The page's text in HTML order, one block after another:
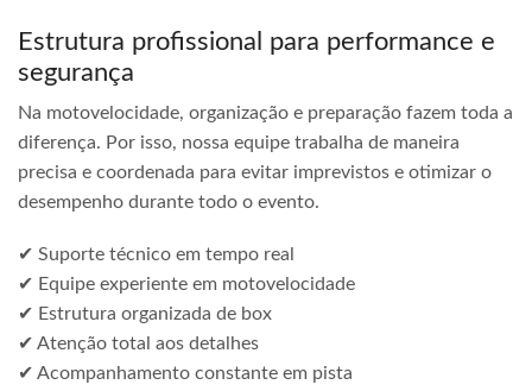
Estrutura profissional para performance e
segurança
Na motovelocidade, organização e preparação fazem toda a
diferença. Por isso, nossa equipe trabalha de maneira
precisa e coordenada para evitar imprevistos e otimizar o
desempenho durante todo o evento.
✔ Suporte técnico em tempo real
✔ Equipe experiente em motovelocidade
✔ Estrutura organizada de box
✔ Atenção total aos detalhes
✔ Acompanhamento constante em pista